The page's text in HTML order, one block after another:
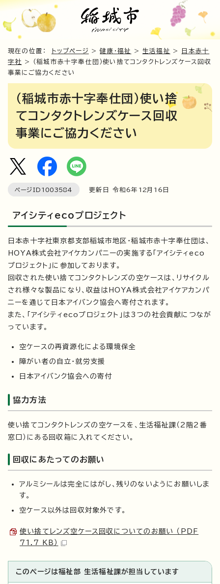
現在の位置： トップページ >健康・福祉 >生活福祉 >
日本赤十
字社
> （稲城市赤十字奉仕団）使い捨てコンタクトレンズケース回収
事業にご協力ください
（稲城市赤十字奉仕団）使い捨
てコンタクトレンズケース回収
事業にご協力ください
ページID 1003584 更新日 令和6年 12月 16 日
アイシティecoプロジェクト
日本赤十字社東京都支部稲城市地区・稲城市赤十字奉仕団は、
HOYA株式会社アイケカンパニーの実施する「アイシティeco
プロジェクト」に参加しております。
回収された使い捨てコンタクトレンズの空ケースは、リサイクル
され様々な製品になり、収益はHOYA株式会社アイケアカンパ
ニーを通じて日本アイバンク協会へ寄付されます。
また、「アイシティecoプロジェクト」は3つの社会貢献につなが
っています。
空ケースの再資源化による環境保全
障がい者の自立・就労支援
日本アイバンク協会への寄付
協力方法
使い捨てコンタクトレンズの空ケースを、生活福祉課（2階2番
窓口）にある回収箱に入れてください。
回収にあたってのお願い
アルミシールは完全にはがし、残りのないようにお願いしま
す。
空ケース以外は回収対象外です。
使い捨てレンズ空ケース回収についてのお願い （PDF
71.7 KB）
このページは福祉部 生活福祉課が担当しています